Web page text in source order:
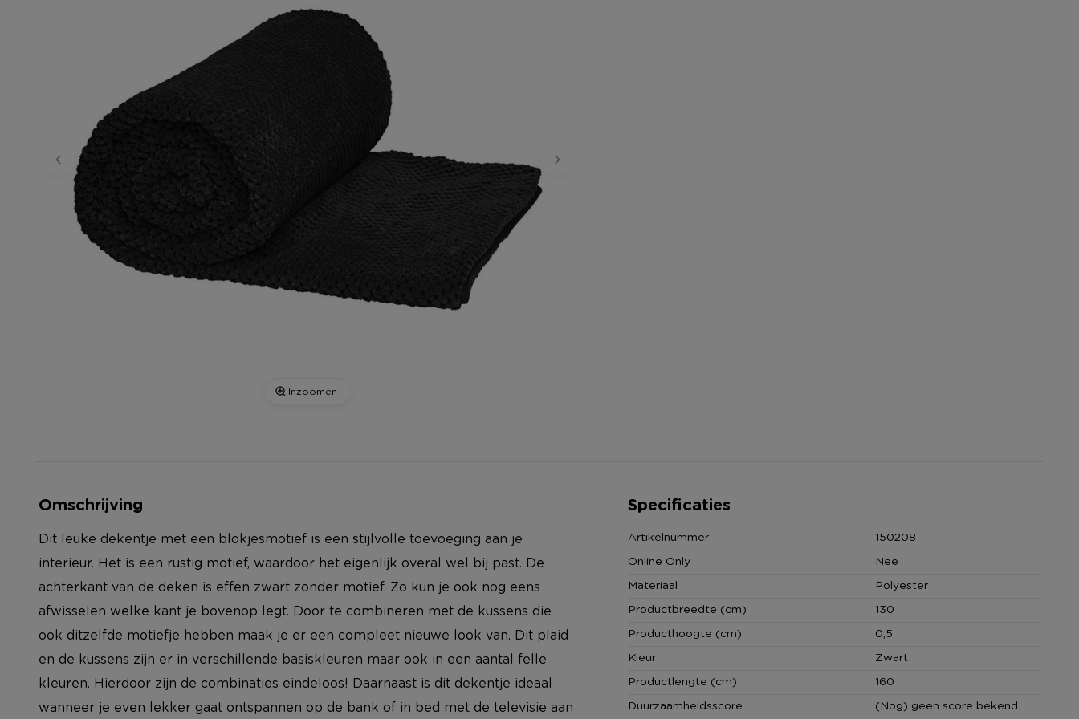
Inzoomen
Omschrijving
Dit leuke dekentje met een blokjesmotief is een stijlvolle toevoeging aan je
interieur. Het is een rustig motief, waardoor het eigenlijk overal wel bij past. De
achterkant van de deken is effen zwart zonder motief. Zo kun je ook nog eens
afwisselen welke kant je bovenop legt. Door te combineren met de kussens die
ook ditzelfde motiefje hebben maak je er een compleet nieuwe look van. Dit plaid
en de kussens zijn er in verschillende basiskleuren maar ook in een aantal felle
kleuren. Hierdoor zijn de combinaties eindeloos! Daarnaast is dit dekentje ideaal
wanneer je even lekker gaat ontspannen op de bank of in bed met de televisie aan
Specificaties
Artikelnummer
150208
Online Only
Nee
Materiaal
Polyester
Productbreedte (cm)
130
Producthoogte (cm)
0,5
Kleur
Zwart
Productlengte (cm)
160
Duurzaamheidsscore
(Nog) geen score bekend